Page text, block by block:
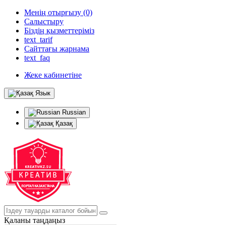
Менің отырғызу (0)
Салыстыру
Біздің қызметтеріміз
text_tarif
Сайттағы жарнама
text_faq
Жеке кабинетіне
Язык
Russian
Қазақ
Қаланы таңдаңыз